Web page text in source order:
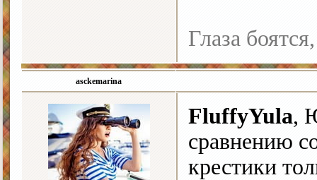
Глаза
asckemarina
FluffyYula,
сравнению
крестики